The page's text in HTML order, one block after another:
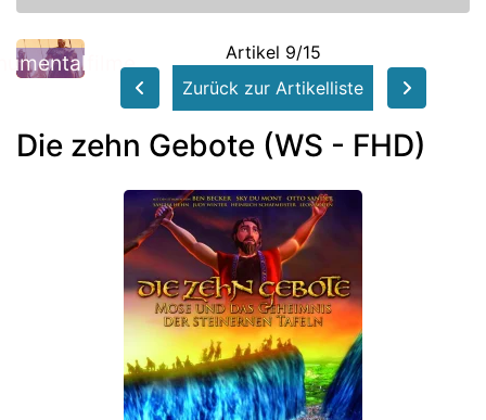
Artikel 9/15
Zurück zur Artikelliste
Die zehn Gebote (WS - FHD)